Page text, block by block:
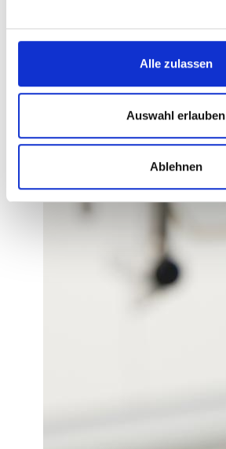
Alle zulassen
Auswahl erlauben
Ablehnen